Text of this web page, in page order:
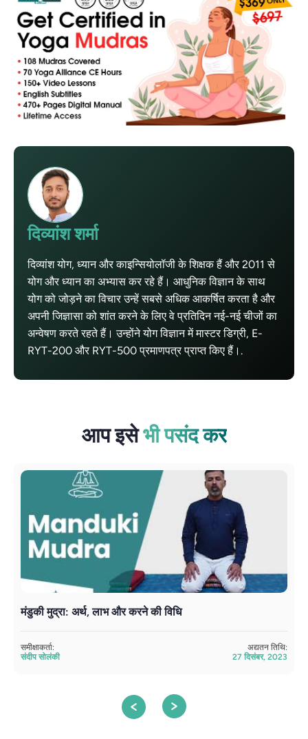
दिव्यांश शर्मा
दिव्यांश योग, ध्यान और काइन्सियोलॉजी के शिक्षक हैं और 2011 से
योग और ध्यान का अभ्यास कर रहे हैं। आधुनिक विज्ञान के साथ
योग को जोड़ने का विचार उन्हें सबसे अधिक आकर्षित करता है और
अपनी जिज्ञासा को शांत करने के लिए वे प्रतिदिन नई-नई चीजों का
अन्वेषण करते रहते हैं। उन्होंने योग विज्ञान में मास्टर डिग्री, E-
RYT-200 और RYT-500 प्रमाणपत्र प्राप्त किए हैं।.
आप इसेभी पसंद कर
मंडुकी मुद्रा: अर्थ, लाभ और करने की विधि
समीक्षाकर्ता:
संदीप सोलंकी
अद्यतन तिथि:
27 दिसंबर, 2023